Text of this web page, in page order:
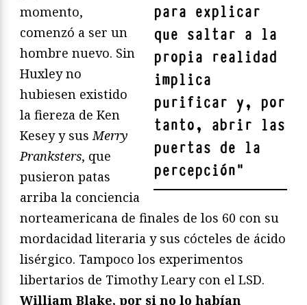
para explicar
que saltar a la
propia realidad
implica
purificar y, por
tanto, abrir las
puertas de la
percepción"
momento,
comenzó a ser un
hombre nuevo. Sin
Huxley no
hubiesen existido
la fiereza de Ken
Kesey y sus Merry
Pranksters, que
pusieron patas
arriba la conciencia
norteamericana de finales de los 60 con su
mordacidad literaria y sus cócteles de ácido
lisérgico. Tampoco los experimentos
libertarios de Timothy Leary con el LSD.
William Blake, por si no lo habían